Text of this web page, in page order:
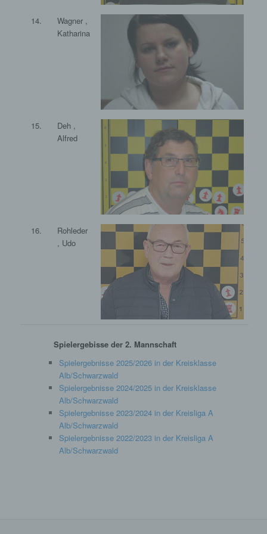
14.
Wagner ,
Katharina
15.
Deh ,
Alfred
16.
Rohleder
, Udo
Spielergebisse der 2. Mannschaft
Spielergebnisse 2025/2026 in der Kreisklasse
Alb/Schwarzwald
Spielergebnisse 2024/2025 in der Kreisklasse
Alb/Schwarzwald
Spielergebnisse 2023/2024 in der Kreisliga A
Alb/Schwarzwald
Spielergebnisse 2022/2023 in der Kreisliga A
Alb/Schwarzwald
genetischen, psychischen, wirtschaftlichen,
kulturellen oder sozialen Identität dieser
natürlichen Person sind, identifiziert werden
Betroffene Person ist jede identifizierte oder
identifizierbare natürliche Person, deren
personenbezogene Daten von dem für die
Verarbeitung Verantwortlichen verarbeitet
werden.
Verarbeitung ist jeder mit oder ohne Hilfe
automatisierter Verfahren ausgeführte
Vorgang oder jede solche Vorgangsreihe im
Zusammenhang mit personenbezogenen
Organisation, das Ordnen, die Speicherung,
die Anpassung oder Veränderung, das
Auslesen, das Abfragen, die Verwendung, die
Offenlegung durch Übermittlung, Verbreitung
oder eine andere Form der Bereitstellung, den
Abgleich oder die Verknüpfung, die
Einschränkung, das Löschen oder die
d) Einschränkung der Verarbeitung
Einschränkung der Verarbeitung ist die
Markierung gespeicherter personenbezogener
Daten mit dem Ziel, ihre künftige Verarbeitung
einzuschränken.
e) Profiling
Profiling ist jede Art der automatisierten
Verarbeitung personenbezogener Daten, die